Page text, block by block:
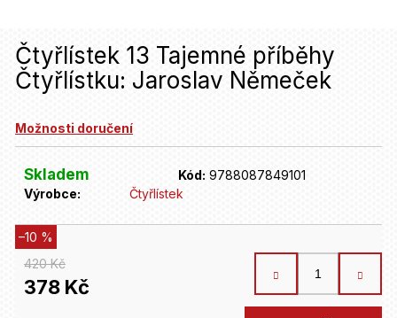
Čtyřlístek 13 Tajemné příběhy
Čtyřlístku: Jaroslav Němeček
Možnosti doručení
Skladem Kód: 9788087849101
Výrobce:
Čtyřlístek
420 Kč
–10 %
378 Kč
n
a
í
?
D